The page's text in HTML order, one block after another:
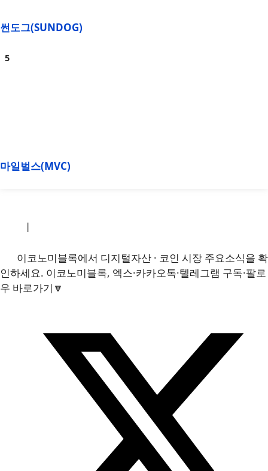
썬도그(SUNDOG)
마일벌스(MVC)
|
이코노미블록에서 디지털자산 · 코인 시장 주요소식을 확
인하세요. 이코노미블록, 엑스·카카오톡·텔레그램 구독·팔로
우 바로가기🔽